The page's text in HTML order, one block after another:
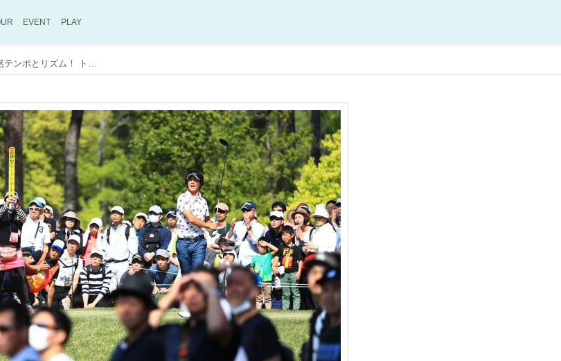
EVENT PLAY
プロの真似をするなら、カタチより断然テンポとリズム！ トーナメント中継を見ながらスウィングしてみよう【オレって、こんなに飛んだっけ？ #27】